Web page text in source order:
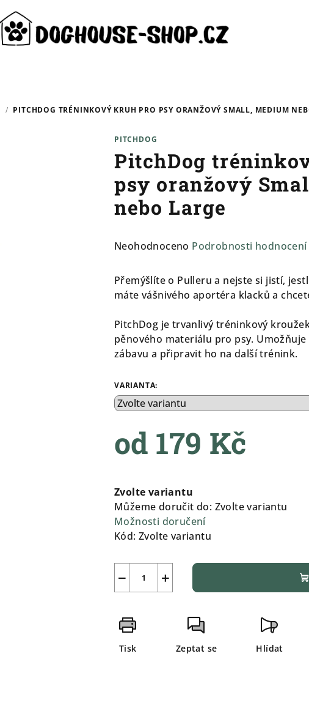
/ PITCHDOG TRÉNINKOVÝ KRUH PRO PSY ORANŽOVÝ SMALL, MEDIUM
PITCHDOG
PitchDog
psy oranžový
nebo Large
Průměrné
produktu
z
hvězdiček.
Neohodnoceno Podrobnosti hodnocení
Přemýšlíte o Pulleru a nejste si jistí,
máte vášnivého aportéra klacků a
PitchDog je trvanlivý tréninkový
pěnového materiálu pro psy.
zábavu a připravit ho na další trénink.
VARIANTA:
od 179 Kč
cena:
Zvolte variantu
Můžeme doručit do: Zvolte variantu
Možnosti doručení
Kód: Zvolte variantu
+
−
Tisk Zeptat se Hlídat